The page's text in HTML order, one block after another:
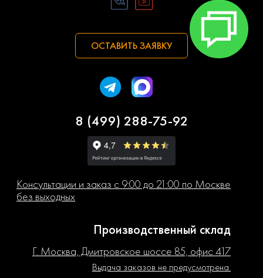
ОСТАВИТЬ ЗАЯВКУ
8 (499) 288-75-92
Консультации и заказ с 9:00 до 21:00 по Москве
без выходных
Производственный склад
Г. Москва, Дмитровское шоссе 85, офис 417
Выдача заказов не предусмотрена.